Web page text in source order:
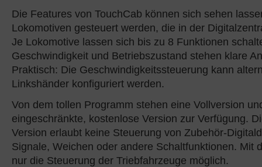
Die Features von TouchCab können sich sehen
Lokomotiven gesteuert werden, die in der
Je Lokomotive lassen sich bis zu 8 Funktionen
Geschwindigkeit und Betriebszustand stehen klare
Praktisch: Die Geschwindigkeitssteuerung kann
Linkshänder konfiguriert werden.
Von dem tollen Programm stehen eine Vollversion
eingeschränkte, kostenlose Version zur Verfügung.
Version erlaubt keine Steuerung von Zubehör-
Signale, Weichen oder andere Schaltfunktionen. Mit
nur die Steuerung der Triebfahrzeuge möglich.